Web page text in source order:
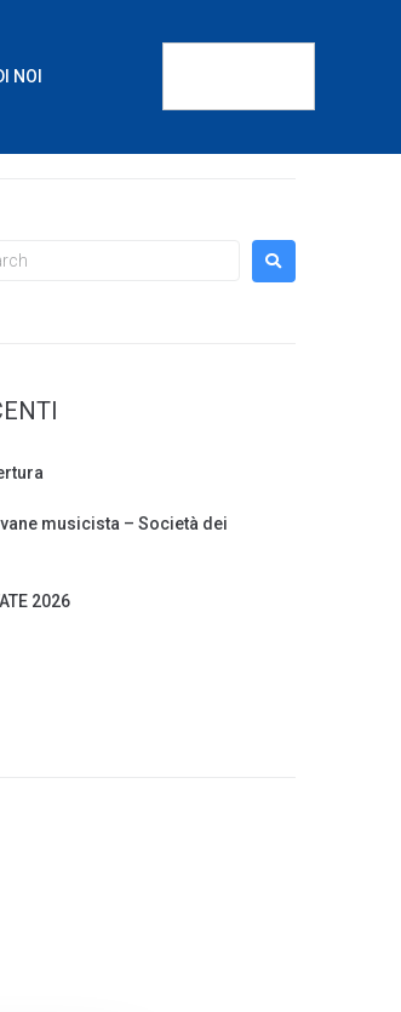
NOI
musicista – Società dei
2026